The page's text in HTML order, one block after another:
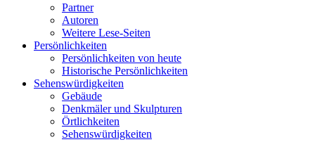
Partner
Autoren
Weitere Lese-Seiten
Persönlichkeiten
Persönlichkeiten von heute
Historische Persönlichkeiten
Sehenswürdigkeiten
Gebäude
Denkmäler und Skulpturen
Örtlichkeiten
Sehenswürdigkeiten